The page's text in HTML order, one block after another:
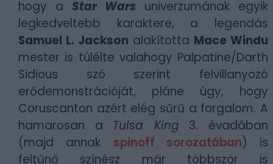
hogy a Star Wars univerzumának egyik
legkedveltebb karaktere, a legendás
Samuel L. Jackson alakította Mace Windu
mester is túlélte valahogy Palpatine/Darth
Sidious szó szerint felvillanyozó
erődemonstrációját, pláne úgy, hogy
Coruscanton azért elég sűrű a forgalom. A
hamarosan a Tulsa King 3. évadában
(majd annak spinoff sorozatában) is
feltűnő színész már többször is